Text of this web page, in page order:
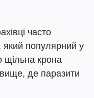
часто
який популярний у
щільна крона
де паразити